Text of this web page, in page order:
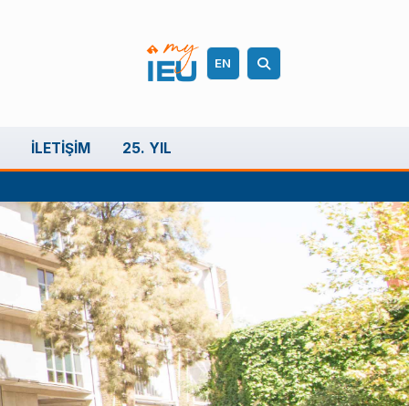
EN
İLETIŞIM 25. YIL